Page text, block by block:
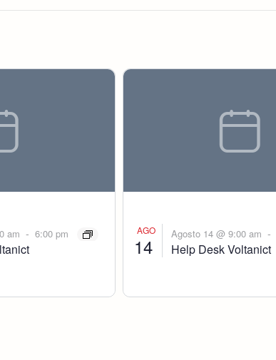
am - 6:00 pm AGO
14
Agosto 14 @ 9:00 am -
Help Desk Voltanict